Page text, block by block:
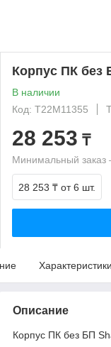
Корпус ПК без
В наличии
Код: T22M11355
28 253 ₸
Минимальный заказ
28 253 ₸ от 6 шт.
Характеристики
Описание
Корпус ПК без БП